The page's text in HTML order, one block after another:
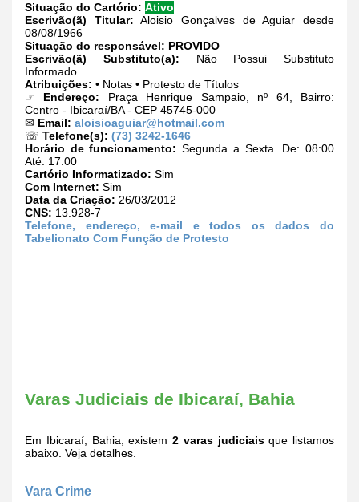
Situação do Cartório: Ativo
Escrivão(ã) Titular: Aloisio Gonçalves de Aguiar desde
08/08/1966
Situação do responsável: PROVIDO
Escrivão(ã) Substituto(a): Não Possui Substituto
Informado.
Atribuições: • Notas • Protesto de Títulos
☞ Endereço: Praça Henrique Sampaio, nº 64, Bairro:
Centro - Ibicaraí/BA - CEP 45745-000
✉ Email: aloisioaguiar@hotmail.com
☏ Telefone(s): (73) 3242-1646
Horário de funcionamento: Segunda a Sexta. De: 08:00
Até: 17:00
Cartório Informatizado: Sim
Com Internet: Sim
Data da Criação: 26/03/2012
CNS: 13.928-7
Telefone, endereço, e-mail e todos os dados do
Tabelionato Com Função de Protesto
Varas Judiciais de Ibicaraí, Bahia
Em Ibicaraí, Bahia, existem 2 varas judiciaisque listamos
abaixo. Veja detalhes.
Vara Crime